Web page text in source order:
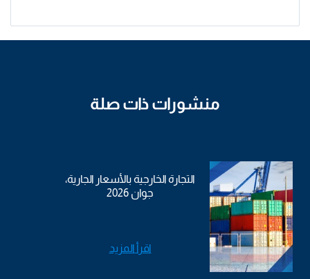
منشورات ذات صلة
التجارة الخارجية بالأسعار الجارية،
جوان 2026
اقرأ المزيد